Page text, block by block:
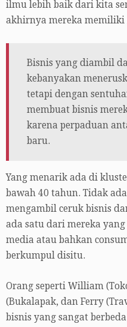
ilmu lebih baik dari kita
akhirnya mereka memiliki
Bisnis yang diambil
kebanyakan
tetapi dengan
membuat bisnis
karena perpaduan
baru.
Yang menarik ada di
bawah 40 tahun. Tidak
mengambil ceruk bisnis
ada satu dari mereka
media atau bahkan
berkumpul disitu.
Orang seperti William
(Bukalapak, dan Ferry
bisnis yang sangat